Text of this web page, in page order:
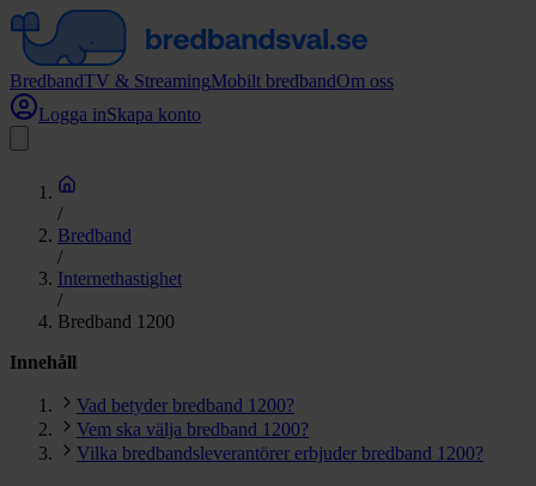
BredbandTV & StreamingMobilt bredbandOm oss
Logga inSkapa konto
/
Bredband
/
Internethastighet
/
Bredband 1200
Innehåll
Vad betyder bredband 1200?
Vem ska välja bredband 1200?
Vilka bredbandsleverantörer erbjuder bredband 1200?